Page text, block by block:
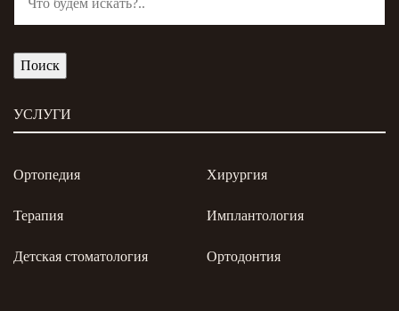
УСЛУГИ
Ортопедия
Терапия
Детская стоматология
Хирургия
Имплантология
Ортодонтия